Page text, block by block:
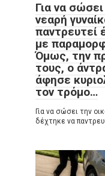
Για να
νεαρή
παντρευτεί
με
Όμως, την
τους, ο
άφησε
τον τρόμο…
Για να σώσει την
δέχτηκε να